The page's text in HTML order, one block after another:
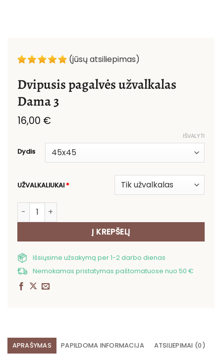
(jūsų atsiliepimas)
Dvipusis pagalvės užvalkalas
Dama 3
16,00 €
Dydis
IŠVALYTI
UŽVALKALIUKAI*
produkto kiekis: Dvipusis pagalvės užvalkalas Dama 3
Į KREPŠELĮ
Išsiųsime užsakymą per 1-2 darbo dienas
Nemokamas pristatymas paštomatuose nuo 50 €
APRAŠYMAS PAPILDOMA INFORMACIJA ATSILIEPIMAI (0)